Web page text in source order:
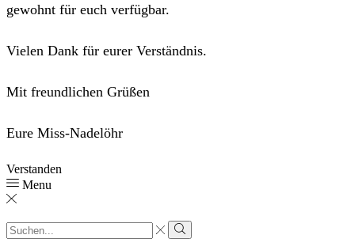
gewohnt für euch verfügbar.
Vielen Dank für eurer Verständnis.
Mit freundlichen Grüßen
Eure Miss-Nadelöhr
Verstanden
Menu
Sucheingabe
Suche